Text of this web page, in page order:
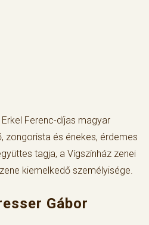
Ferenc-díjas magyar
zongorista és énekes, érdemes
tagja, a Vígszínház zenei
kiemelkedő személyisége.
Gábor